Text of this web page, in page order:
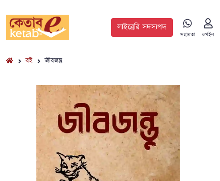
লাইব্রেরি সদস্যপদ
সহায়তা লগইন
বই জীবজন্তু